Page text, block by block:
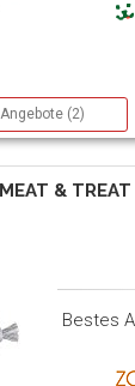
(2)
MEAT &
Bestes